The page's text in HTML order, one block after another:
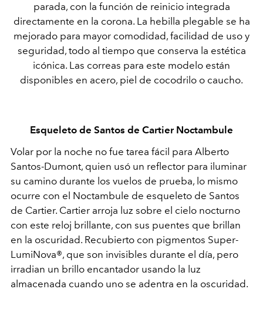
parada, con la función de reinicio integrada
directamente en la corona. La hebilla plegable se ha
mejorado para mayor comodidad, facilidad de uso y
seguridad, todo al tiempo que conserva la estética
icónica. Las correas para este modelo están
disponibles en acero, piel de cocodrilo o caucho.
Esqueleto de Santos de Cartier Noctambule
Volar por la noche no fue tarea fácil para Alberto
Santos-Dumont, quien usó un reflector para iluminar
su camino durante los vuelos de prueba, lo mismo
ocurre con el Noctambule de esqueleto de Santos
de Cartier. Cartier arroja luz sobre el cielo nocturno
con este reloj brillante, con sus puentes que brillan
en la oscuridad. Recubierto con pigmentos Super-
LumiNova®, que son invisibles durante el día, pero
irradian un brillo encantador usando la luz
almacenada cuando uno se adentra en la oscuridad.